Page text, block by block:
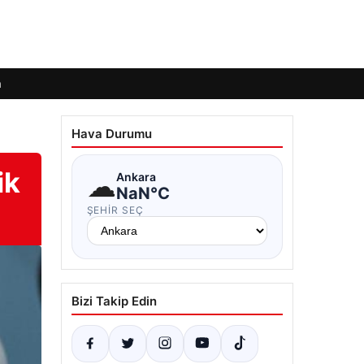
Hava Durumu
☁Ankara
NaN°C
ŞEHIR SEÇ
Bizi Takip Edin